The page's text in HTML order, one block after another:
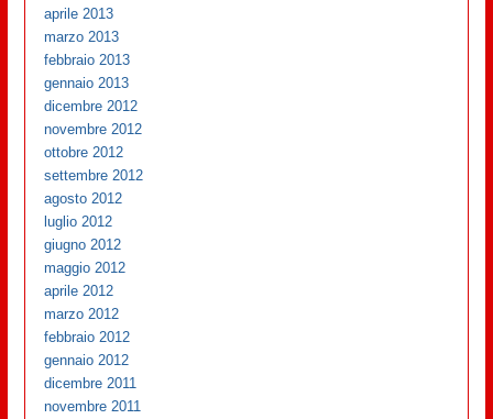
aprile 2013
marzo 2013
febbraio 2013
gennaio 2013
dicembre 2012
novembre 2012
ottobre 2012
settembre 2012
agosto 2012
luglio 2012
giugno 2012
maggio 2012
aprile 2012
marzo 2012
febbraio 2012
gennaio 2012
dicembre 2011
novembre 2011